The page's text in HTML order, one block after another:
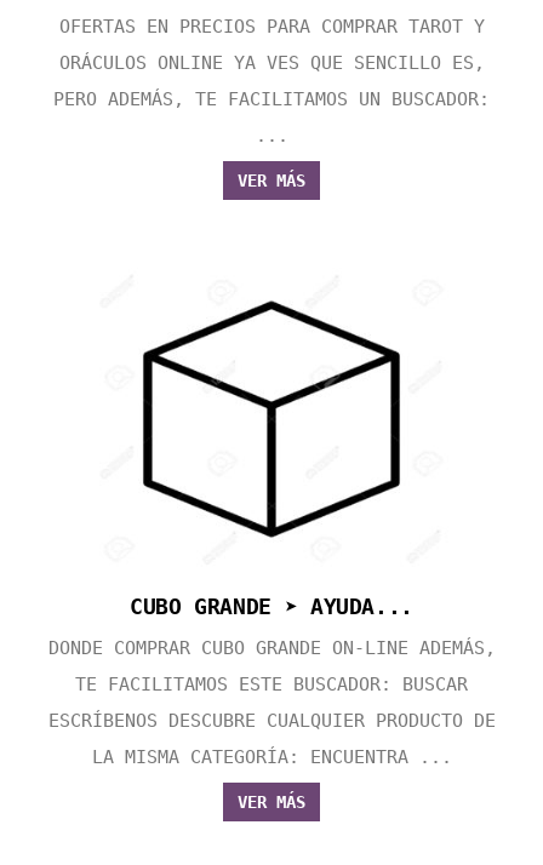
OFERTAS EN PRECIOS PARA COMPRAR TAROT Y
ORÁCULOS ONLINE YA VES QUE SENCILLO ES,
PERO ADEMÁS, TE FACILITAMOS UN BUSCADOR:
...
VER MÁS
CUBO GRANDE ➤ AYUDA...
DONDE COMPRAR CUBO GRANDE ON-LINE ADEMÁS,
TE FACILITAMOS ESTE BUSCADOR: BUSCAR
ESCRÍBENOS DESCUBRE CUALQUIER PRODUCTO DE
LA MISMA CATEGORÍA: ENCUENTRA ...
VER MÁS